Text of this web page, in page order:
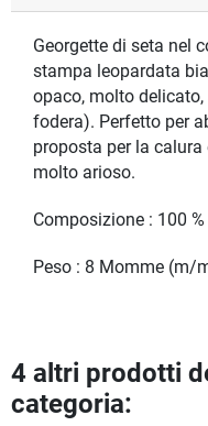
Georgette di seta nel
stampa leopardata
opaco, molto
fodera). Perfetto per
proposta per la
molto arioso.
Composizione : 100
Peso : 8 Momme (m/
4 altri prodotti
categoria: